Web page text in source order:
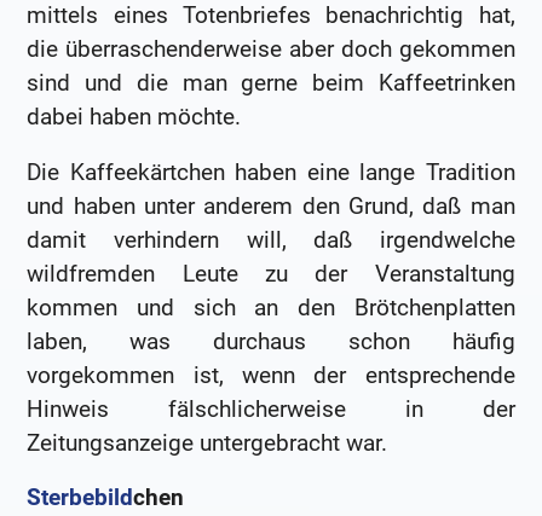
mittels eines Totenbriefes benachrichtig hat,
die überraschenderweise aber doch gekommen
sind und die man gerne beim Kaffeetrinken
dabei haben möchte.
Die Kaffeekärtchen haben eine lange Tradition
und haben unter anderem den Grund, daß man
damit verhindern will, daß irgendwelche
wildfremden Leute zu der Veranstaltung
kommen und sich an den Brötchenplatten
laben, was durchaus schon häufig
vorgekommen ist, wenn der entsprechende
Hinweis fälschlicherweise in der
Zeitungsanzeige untergebracht war.
Sterbebildchen